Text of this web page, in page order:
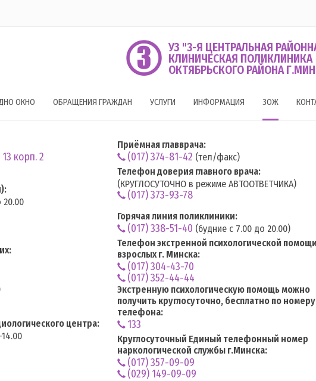
УЗ "3-Я ЦЕНТРАЛЬНАЯ
КЛИНИЧЕСКАЯ ПОЛИКЛИНИКА
ОКТЯБРЬСКОГО РАЙОНА
ОКНО ОБРАЩЕНИЯ ГРАЖДАН УСЛУГИ ИНФОРМАЦИЯ ЗОЖ
корп. 2
20.00
центра:
Приёмная главврача:
(017) 374-81-42 (тел/факс)
Телефон доверия главного врача:
(КРУГЛОСУТОЧНО в режиме АВТООТВЕТЧИКА)
(017) 373-93-78
Горячая линия поликлиники:
(017) 338-51-40 (будние с 7.00 до 20.00)
Телефон экстренной психологической
взрослых г. Минска:
(017) 304-43-70
(017) 352-44-44
Экстренную психологическую помощь можно
получить круглосуточно, бесплатно по номеру
телефона:
133
Круглосуточный Единый телефонный номер
наркологической службы г.Минска:
(017) 357-09-09
(029) 149-09-09